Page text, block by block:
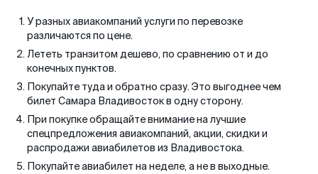
У разных авиакомпаний услуги по перевозке
различаются по цене.
Лететь транзитом дешево, по сравнению от и до
конечных пунктов.
Покупайте туда и обратно сразу. Это выгоднее чем
билет Самара Владивосток в одну сторону.
При покупке обращайте внимание на лучшие
спецпредложения авиакомпаний, акции, скидки и
распродажи авиабилетов из Владивостока.
Покупайте авиабилет на неделе, а не в выходные.